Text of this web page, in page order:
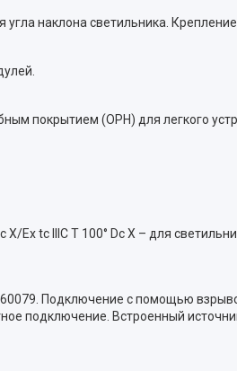
наклона светильника.
покрытием (OPH) для легкого
X/Ex tc IIIC T 100° Dc X – для
Подключение с помощью
подключение. Встроенный